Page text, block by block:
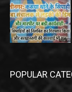
POPULAR